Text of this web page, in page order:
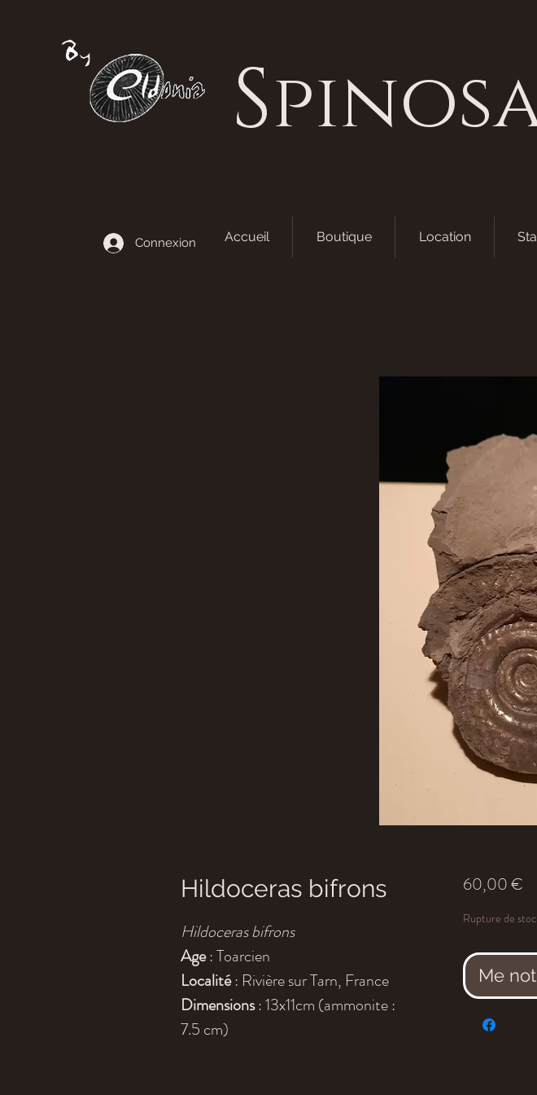
S
Connexion Accueil Boutique Location
Hildoceras bifrons
Hildoceras bifrons
Age: Toarcien
Localité: Rivière sur Tarn, France
Dimensions: 13x11cm (ammonite :
7.5 cm)
60,00 €
Rupture de
Me